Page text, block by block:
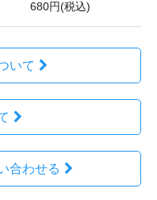
680円(税込)
いて
合わせる